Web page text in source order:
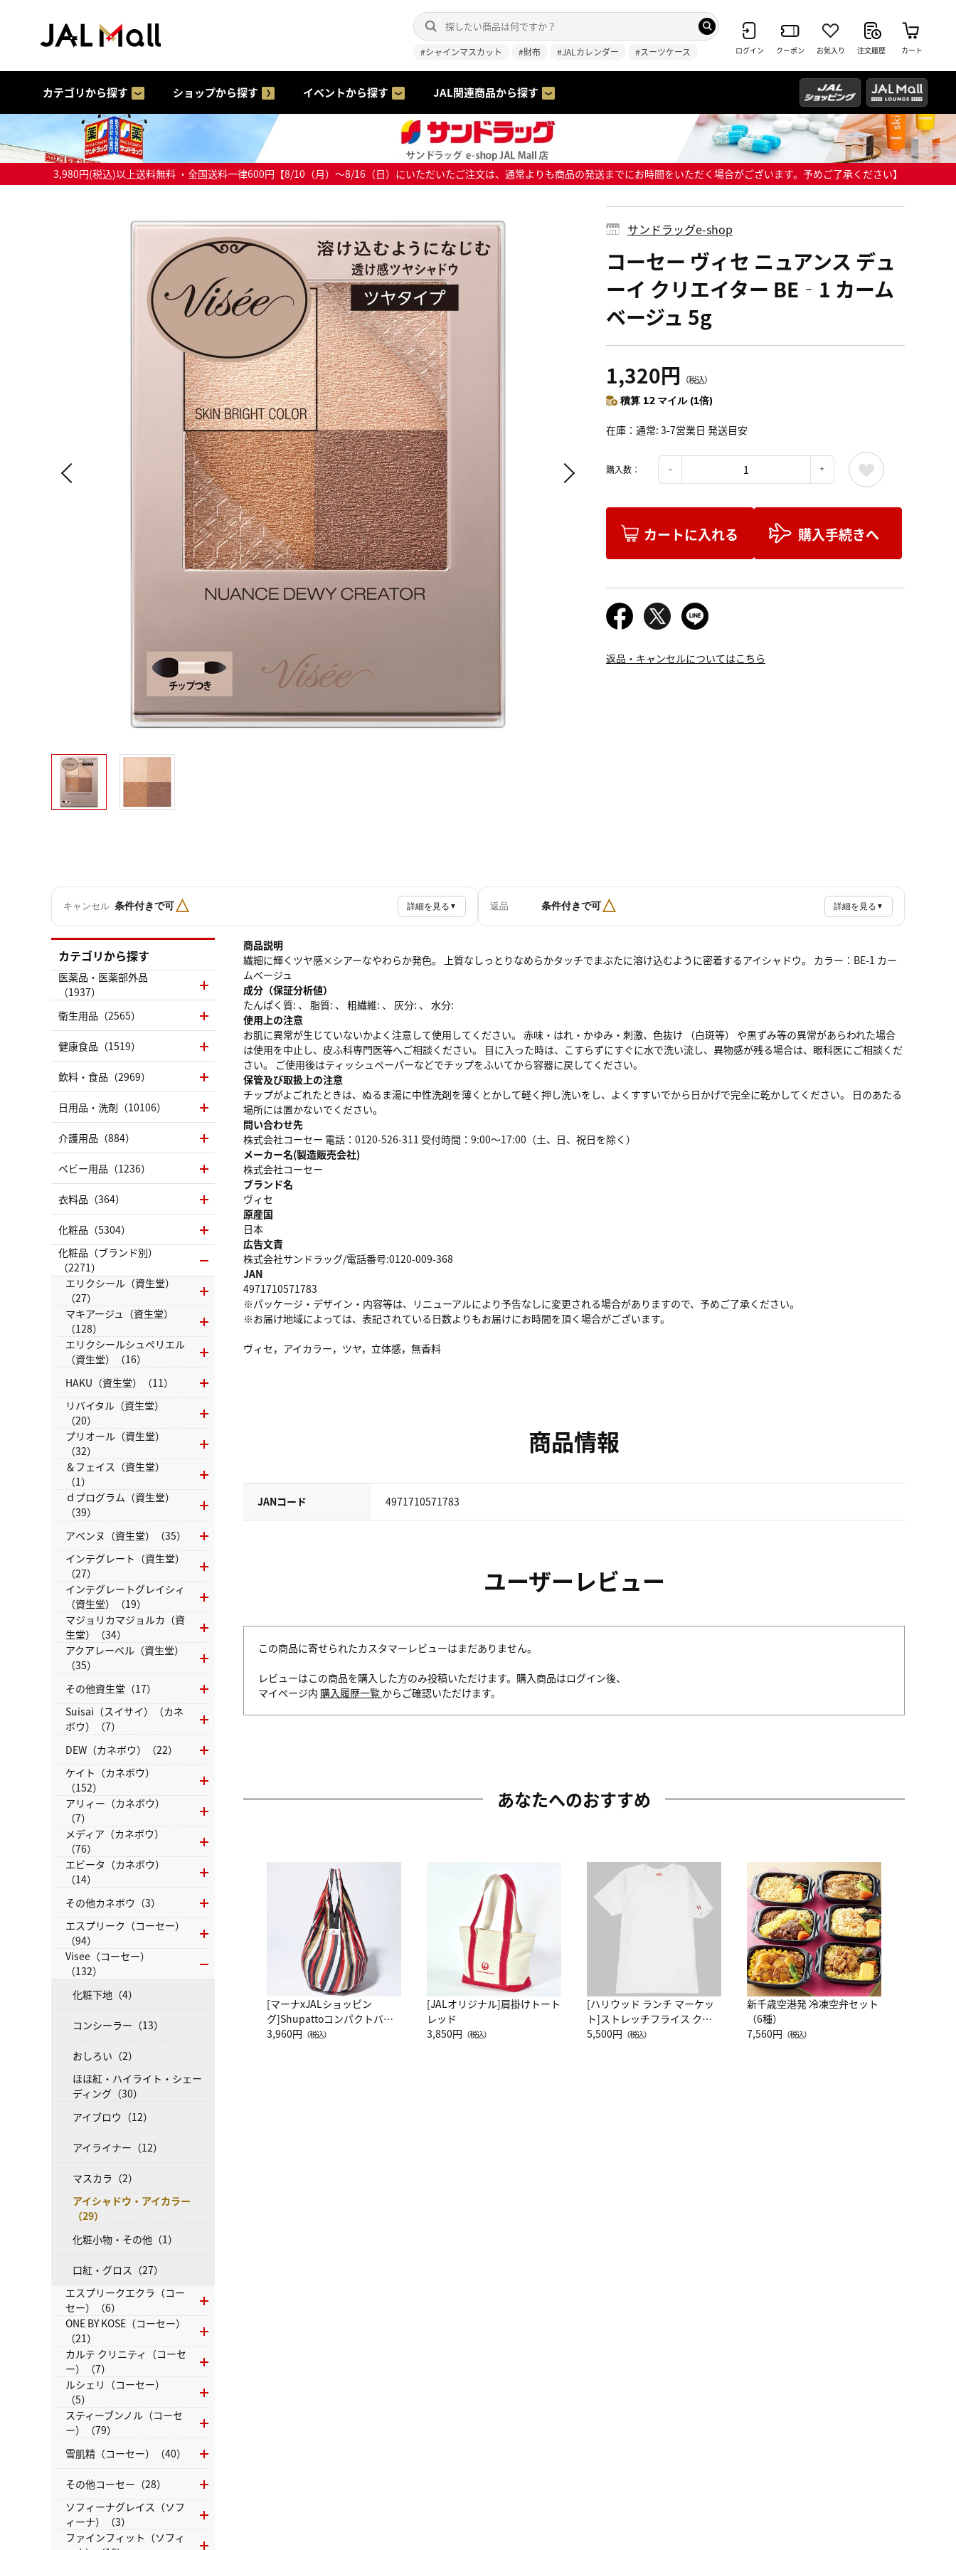
#シャインマスカット #財布 #JALカレンダー #スーツケース ログイン クーポン お気入り 注文履歴 カート
カテゴリから探す ショップから探す イベントから探す JAL関連商品から探す
3,980円(税込)以上送料無料 ・全国送料一律600円【8/10（月）～8/16（日）にいただいたご注文は、通常よりも商品の発送までにお時間をいただく場合がございます。予めご了承ください】
サンドラッグe-shop
コーセー ヴィセ ニュアンス デュ
ーイ クリエイター BE‐1 カーム
ベージュ 5g
1,320円 （税込）
積算 12 マイル (1倍)
在庫 通常: 3-7営業日 発送目安
購入数：
カートに入れる 購入手続きへ
返品・キャンセルについてはこちら
キャンセル 条件付きで可△ 詳細を見る ▼ 返品 条件付きで可△ 詳細を見る ▼
商品説明
繊細に輝くツヤ感×シアーなやわらか発色。 上質なしっとりなめらかタッチでまぶたに溶け込むように密着するアイシャドウ。 カラー：BE-1 カー
ムベージュ
成分（保証分析値）
たんぱく質: 、 脂質: 、 粗繊維: 、 灰分: 、 水分:
使用上の注意
お肌に異常が生じていないかよく注意して使用してください。 赤味・はれ・かゆみ・刺激、色抜け （白斑等） や黒ずみ等の異常があらわれた場合
は使用を中止し、皮ふ科専門医等へご相談ください。 目に入った時は、こすらずにすぐに水で洗い流し、異物感が残る場合は、眼科医にご相談くだ
さい。 ご使用後はティッシュペーパーなどでチップをふいてから容器に戻してください。
保管及び取扱上の注意
チップがよごれたときは、ぬるま湯に中性洗剤を薄くとかして軽く押し洗いをし、よくすすいでから日かげで完全に乾かしてください。 日のあたる
場所には置かないでください。
問い合わせ先
株式会社コーセー 電話：0120-526-311 受付時間：9:00～17:00（土、日、祝日を除く）
メーカー名(製造販売会社)
株式会社コーセー
ブランド名
ヴィセ
原産国
日本
広告文責
株式会社サンドラッグ/電話番号:0120-009-368
JAN
4971710571783
※パッケージ・デザイン・内容等は、リニューアルにより予告なしに変更される場合がありますので、予めご了承ください。
※お届け地域によっては、表記されている日数よりもお届けにお時間を頂く場合がございます。
ヴィセ，アイカラー，ツヤ，立体感，無香料
商品情報
JANコード 4971710571783
ユーザーレビュー
この商品に寄せられたカスタマーレビューはまだありません。
レビューはこの商品を購入した方のみ投稿いただけます。購入商品はログイン後、
マイページ内 購入履歴一覧 からご確認いただけます。
あなたへのおすすめ
[マーナxJALショッピン
グ]Shupattoコンパクトバッ
グ Drop JAL客室乗務員
3,960円 （税込）
[JALオリジナル]肩掛けトート
レッド
3,850円 （税込）
[ハリウッド ランチ マーケッ
ト]ストレッチフライス クル
ーネック別注半袖Ｔシャツ
5,500円 （税込）
新千歳空港発 冷凍空弁セット
（6種）
7,560円 （税込）
カテゴリから探す
医薬品・医薬部外品
（1937）
衛生用品（2565）
健康食品（1519）
飲料・食品（2969）
日用品・洗剤（10106）
介護用品（884）
ベビー用品（1236）
衣料品（364）
化粧品（5304）
化粧品（ブランド別）
（2271）
エリクシール（資生堂）
（27）
マキアージュ（資生堂）
（128）
エリクシールシュペリエル
（資生堂）（16）
HAKU（資生堂）（11）
リバイタル（資生堂）
（20）
プリオール（資生堂）
（32）
＆フェイス（資生堂）
（1）
ｄプログラム（資生堂）
（39）
アベンヌ（資生堂）（35）
インテグレート（資生堂）
（27）
インテグレートグレイシィ
（資生堂）（19）
マジョリカマジョルカ（資
生堂）（34）
アクアレーベル（資生堂）
（35）
その他資生堂（17）
Suisai（スイサイ）（カネ
ボウ）（7）
DEW（カネボウ）（22）
ケイト（カネボウ）
（152）
アリィー（カネボウ）
（7）
メディア（カネボウ）
（76）
エビータ（カネボウ）
（14）
その他カネボウ（3）
エスプリーク（コーセー）
（94）
Visee（コーセー）
（132）
化粧下地（4）
コンシーラー（13）
おしろい（2）
ほほ紅・ハイライト・シェー
ディング（30）
アイブロウ（12）
アイライナー（12）
マスカラ（2）
アイシャドウ・アイカラー
（29）
化粧小物・その他（1）
口紅・グロス（27）
エスプリークエクラ（コー
セー）（6）
ONE BY KOSE（コーセー）
（21）
カルテ クリニティ（コーセ
ー）（7）
ルシェリ（コーセー）
（5）
スティーブンノル（コーセ
ー）（79）
雪肌精（コーセー）（40）
その他コーセー（28）
ソフィーナグレイス（ソフ
ィーナ）（3）
ファインフィット（ソフィ